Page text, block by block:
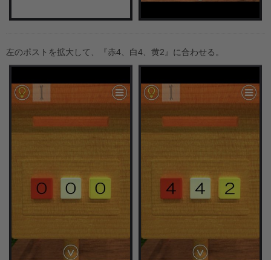
左のポストを拡大して、『赤4、白4、黄2』に合わせる。